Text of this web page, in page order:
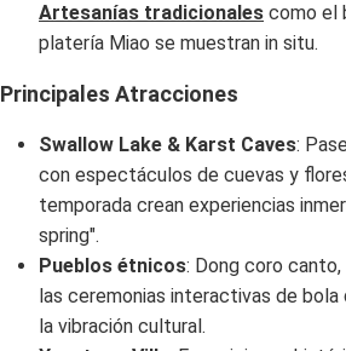
Artesanías tradicionales como el
platería Miao se muestran in situ.
Principales Atracciones
Swallow Lake & Karst Caves:
con espectáculos de cuevas y
temporada crean experiencias
spring".
Pueblos étnicos: Dong coro canto,
las ceremonias interactivas de
la vibración cultural.